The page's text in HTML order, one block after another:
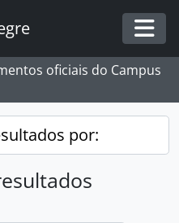
oficiais do Campus
por: